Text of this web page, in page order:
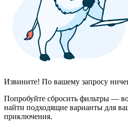
Извините! По вашему запросу
Попробуйте сбросить фильтры —
найти подходящие варианты для
приключения.